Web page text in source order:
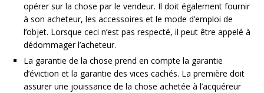
opérer sur la chose par le vendeur. Il doit également fournir
à son acheteur, les accessoires et le mode d’emploi de
l’objet. Lorsque ceci n’est pas respecté, il peut être appelé à
dédommager l’acheteur.
La garantie de la chose prend en compte la garantie
d’éviction et la garantie des vices cachés. La première doit
assurer une jouissance de la chose achetée à l’acquéreur